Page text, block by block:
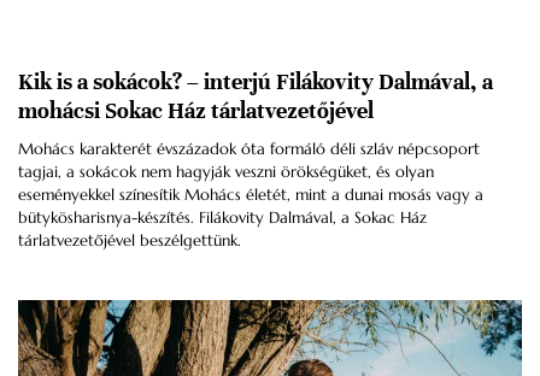
Kik is a sokácok? – interjú Filákovity Dalmával, a
mohácsi Sokac Ház tárlatvezetőjével
Mohács karakterét évszázadok óta formáló déli szláv népcsoport
tagjai, a sokácok nem hagyják veszni örökségüket, és olyan
eseményekkel színesítik Mohács életét, mint a dunai mosás vagy a
bütykösharisnya-készítés. Filákovity Dalmával, a Sokac Ház
tárlatvezetőjével beszélgettünk.